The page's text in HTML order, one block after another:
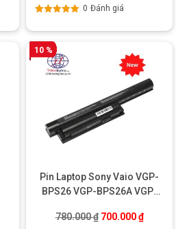
0 Đánh giá
₫.
hiện tại là: 1.100.000 ₫.
10 %
Pin Laptop Sony Vaio VGP-
BPS26 VGP-BPS26A VGP-
780.000₫ Giá gốc là:
700.000₫Giá